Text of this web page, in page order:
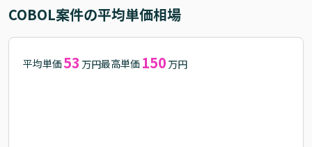
COBOL案件の平均単価相場
平均単価53 万円最高単価 150 万円